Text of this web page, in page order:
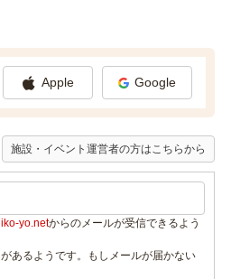
Apple Google
施設・イベント運営者の方はこちらから
iko-yo.netからのメールが受信できるよう
あるようです。もしメールが届かない